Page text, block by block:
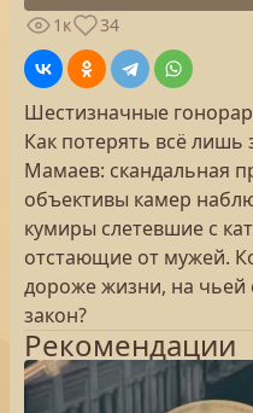
1к
34
Шестизначные
Как потерять всё лишь
Мамаев: cкандальная
объективы камер
кумиры слетевшие с
отстающие от мужей.
дороже жизни, на чьей
закон?
Рекомендации